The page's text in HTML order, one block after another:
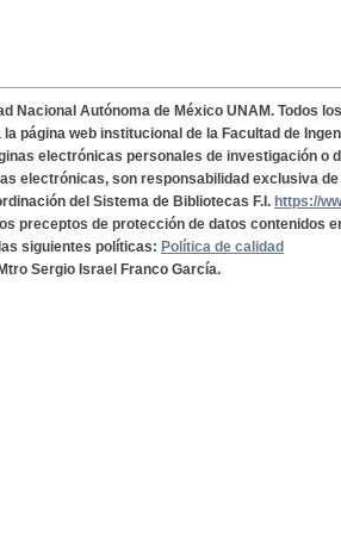
Nacional Autónoma de México UNAM. Todos
página web institucional de la Facultad de
electrónicas personales de investigación o
electrónicas, son responsabilidad exclusiva
del Sistema de Bibliotecas F.I. https://
preceptos de protección de datos contenidos
siguientes políticas: Política de calidad
Sergio Israel Franco García.